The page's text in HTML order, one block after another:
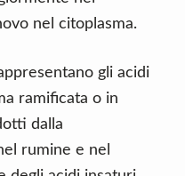
nel citoplasma.
gli acidi
ramificata o in
dalla
rumine e nel